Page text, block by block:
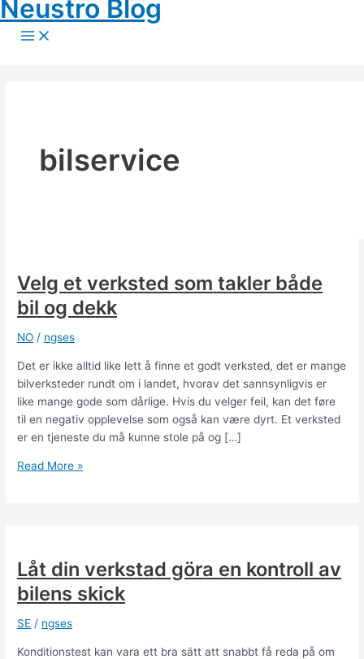
Skip
to
content
Neustro Blog
Main
Menu
bilservice
Velg et verksted som takler både
bil og dekk
NO / ngses
Det er ikke alltid like lett å finne et godt verksted, det er mange
bilverksteder rundt om i landet, hvorav det sannsynligvis er
like mange gode som dårlige. Hvis du velger feil, kan det føre
til en negativ opplevelse som også kan være dyrt. Et verksted
er en tjeneste du må kunne stole på og […]
Velg
bil
og
dekk
Read More »
Låt din verkstad göra en kontroll av
bilens skick
SE / ngses
Konditionstest kan vara ett bra sätt att snabbt få reda på om